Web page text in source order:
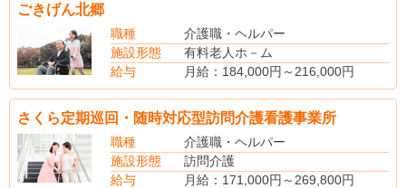
特定処遇改善手当：12,000円～70,000円
（別途手当）
夜勤手当：3,000円／回
住宅手当（家賃45,000円以上の賃貸のみ）：10,000円～20,000円
賞与あり（年2回）
ごきげん北郷
職種
介護職・ヘルパー
施設形態
有料老人ホ－ム
給与
月給：184,000円～216,000円
※夜勤手当（4回分）、処遇改善手当を含む
（その他手当）
夜勤手当 1回3,000円～3,500円
介護処遇改善手当 22,000円/月
さくら定期巡回・随時対応型訪問介護看護事業所
職種
介護職・ヘルパー
施設形態
訪問介護
給与
月給：171,000円～269,800円